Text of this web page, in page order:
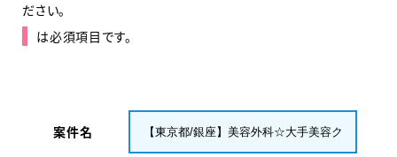
ださい。
は必須項目です。
案件名